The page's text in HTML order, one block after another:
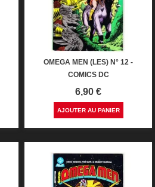
OMEGA MEN (LES) N° 12 -
COMICS DC
Prix
6,90 €
AJOUTER AU PANIER